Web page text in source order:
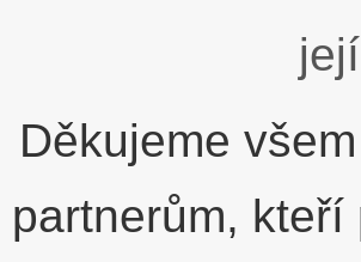
Děkujeme
partnerům,